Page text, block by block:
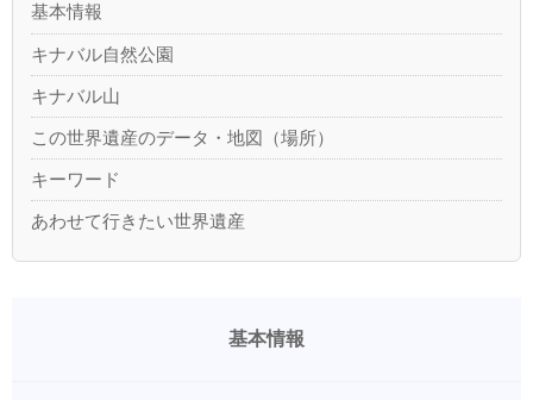
基本情報
キナバル自然公園
キナバル山
この世界遺産のデータ・地図（場所）
キーワード
あわせて行きたい世界遺産
基本情報